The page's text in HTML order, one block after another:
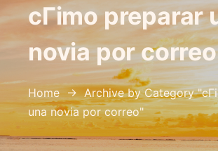
cГіmo preparar
novia por correo
Home→Archive by Category
una novia por correo"